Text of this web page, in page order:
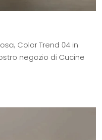
Color Trend 04 in
negozio di Cucine